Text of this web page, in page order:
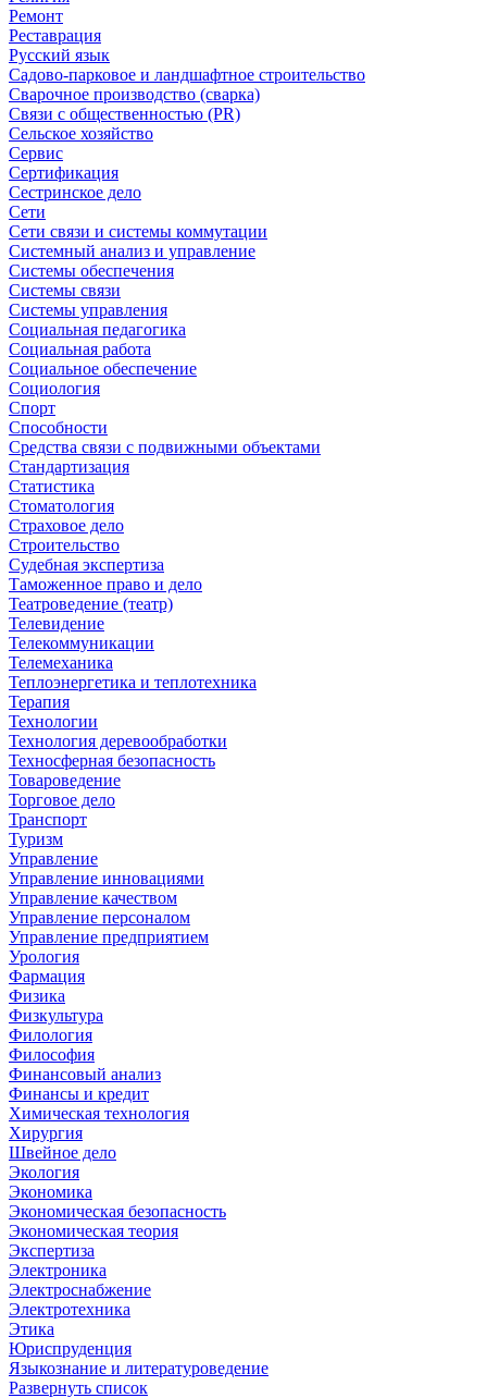
Ремонт
Реставрация
Русский язык
Садово-парковое и ландшафтное строительство
Сварочное производство (сварка)
Связи с общественностью (PR)
Сельское хозяйство
Сервис
Сертификация
Сестринское дело
Сети
Сети связи и системы коммутации
Системный анализ и управление
Системы обеспечения
Системы связи
Системы управления
Социальная педагогика
Социальная работа
Социальное обеспечение
Социология
Спорт
Способности
Средства связи с подвижными объектами
Стандартизация
Статистика
Стоматология
Страховое дело
Строительство
Судебная экспертиза
Таможенное право и дело
Театроведение (театр)
Телевидение
Телекоммуникации
Телемеханика
Теплоэнергетика и теплотехника
Терапия
Технологии
Технология деревообработки
Техносферная безопасность
Товароведение
Торговое дело
Транспорт
Туризм
Управление
Управление инновациями
Управление качеством
Управление персоналом
Управление предприятием
Урология
Фармация
Физика
Физкультура
Филология
Философия
Финансовый анализ
Финансы и кредит
Химическая технология
Хирургия
Швейное дело
Экология
Экономика
Экономическая безопасность
Экономическая теория
Экспертиза
Электроника
Электроснабжение
Электротехника
Этика
Юриспруденция
Языкознание и литературоведение
Развернуть список